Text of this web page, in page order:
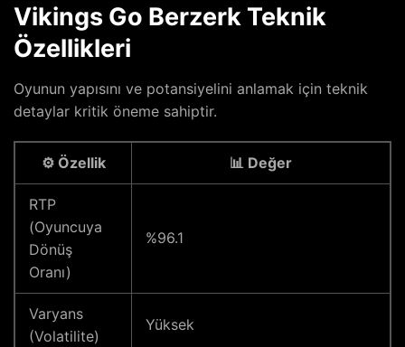
Vikings Go Berzerk Teknik
Özellikleri
Oyunun yapısını ve potansiyelini anlamak için teknik
detaylar kritik öneme sahiptir.
⚙️ Özellik 📊 Değer
RTP
(Oyuncuya
Dönüş
Oranı)
%96.1
Varyans
(Volatilite)
Yüksek